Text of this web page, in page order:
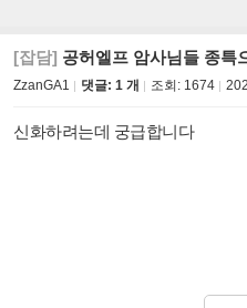
[잡담] 공허엘프 암사님들 종특
ZzanGA1 댓글: 1 개 조회: 1674
신화하려는데 궁급합니다